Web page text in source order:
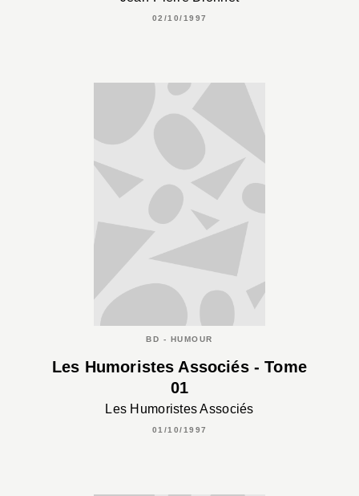
02/10/1997
BD - HUMOUR
Les Humoristes Associés - Tome
01
Les Humoristes Associés
01/10/1997